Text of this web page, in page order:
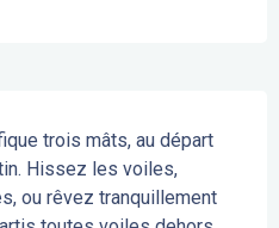
trois mâts, au départ
Hissez les voiles,
ou rêvez tranquillement